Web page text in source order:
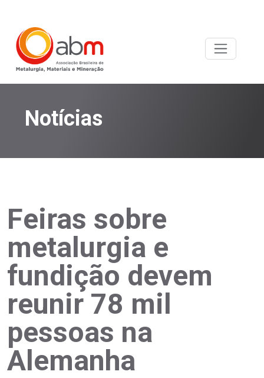
Notícias
Feiras sobre
metalurgia e
fundição devem
reunir 78 mil
pessoas na
Alemanha